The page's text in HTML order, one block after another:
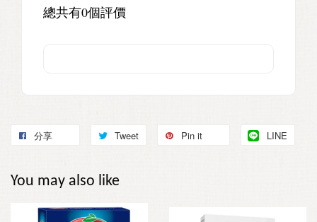
總共有0個評價
分享 Tweet Pin it LINE
You may also like